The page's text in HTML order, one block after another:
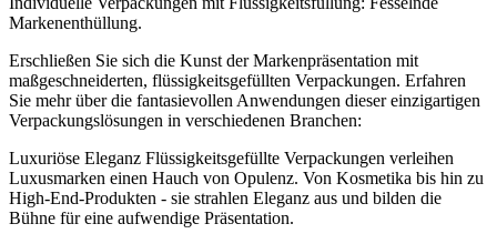
Markenenthüllung.
Erschließen Sie sich die Kunst der Markenpräsentation mit
maßgeschneiderten, flüssigkeitsgefüllten Verpackungen. Erfahren
Sie mehr über die fantasievollen Anwendungen dieser einzigartigen
Verpackungslösungen in verschiedenen Branchen:
Luxuriöse Eleganz Flüssigkeitsgefüllte Verpackungen verleihen
Luxusmarken einen Hauch von Opulenz. Von Kosmetika bis hin zu
High-End-Produkten - sie strahlen Eleganz aus und bilden die
Bühne für eine aufwendige Präsentation.